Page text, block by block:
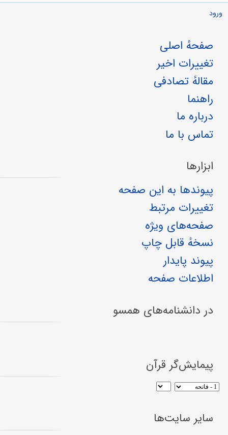
ورود
صفحهٔ اصلی
تغییرات اخیر
مقالهٔ تصادفی
راهنما
درباره ما
تماس با ما
ابزارها
پیوندها به این صفحه
تغییرات مرتبط
صفحه‌های ویژه
نسخهٔ قابل چاپ
پیوند پایدار
اطلاعات صفحه
در دانشنامه‌های همسو
پیمایش‌گر قرآن
سایر سایت‌ها